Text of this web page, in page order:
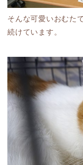
そんな可愛いおむた
続けています。